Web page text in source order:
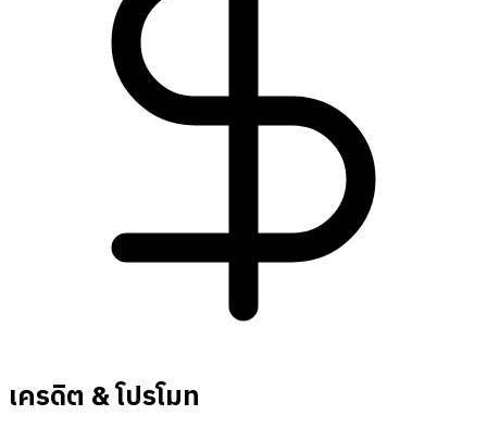
เครดิต & โปรโมท